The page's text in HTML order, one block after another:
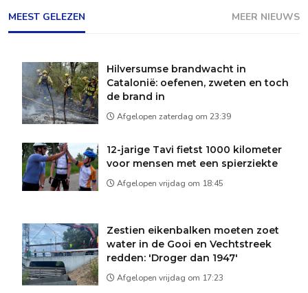
MEEST GELEZEN MEER NIEUWS
Hilversumse brandwacht in
Catalonië: oefenen, zweten en toch
de brand in
Afgelopen zaterdag om 23:39
12-jarige Tavi fietst 1000 kilometer
voor mensen met een spierziekte
Afgelopen vrijdag om 18:45
Zestien eikenbalken moeten zoet
water in de Gooi en Vechtstreek
redden: 'Droger dan 1947'
Afgelopen vrijdag om 17:23